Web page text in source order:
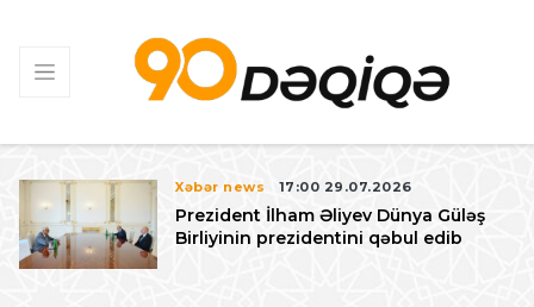
Xəbər news 17:00 29.07.2026
Prezident İlham Əliyev Dünya Güləş
Birliyinin prezidentini qəbul edib